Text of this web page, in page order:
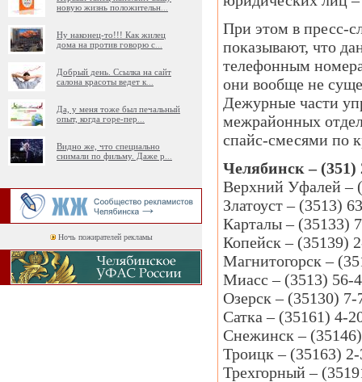
новую жизнь положительн
Ну наконец-то!!! Как жилец
дома на против говорю с
Добрый день. Ссылка на сайт
салона красоты ведет к
Да, у меня тоже был печальный
опыт, когда горе-пер
Видно же, что специально
снимали по фильму. Даже р
Ночь пожирателей рекламы
При этом в пресс-
показывают, что
телефонным
они вообще не
Дежурные части
межрайонных
спайс-смесями по
Челябинск – (351)
Верхний Уфалей –
Златоуст – (3513)
Карталы – (35133)
Копейск – (35139)
Магнитогорск –
Миасс – (3513) 56-
Озерск – (35130) 7-
Сатка – (35161) 4-
Снежинск –
Троицк – (35163)
Трехгорный –